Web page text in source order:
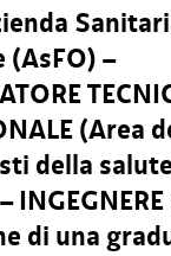
(AsFO) –
(Area
della
di una